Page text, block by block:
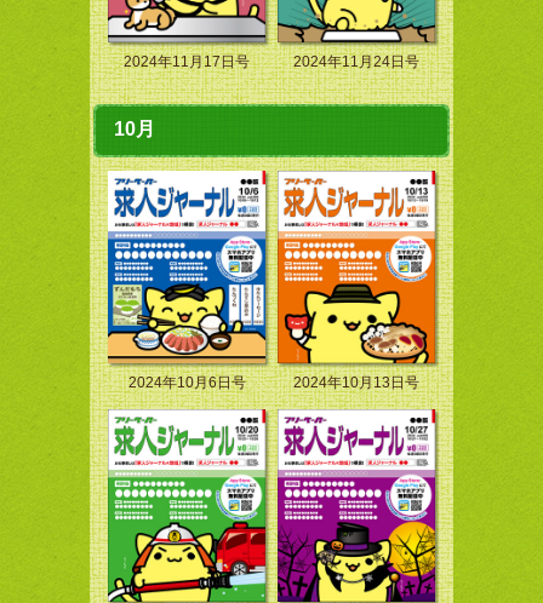
2024年11月17日号 2024年11月24日号
10月
2024年10月6日号 2024年10月13日号